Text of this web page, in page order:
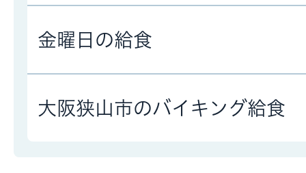
金曜日の給食
大阪狭山市のバイキング給食